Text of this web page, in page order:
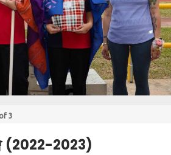
of 3
(2022-2023)